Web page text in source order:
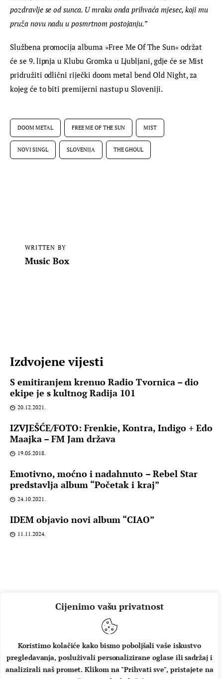
Cijenimo vašu privatnost
Koristimo kolačiće kako bismo poboljšali vaše iskustvo
pregledavanja, posluživali personalizirane oglase ili sadržaj i
analizirali naš promet. Klikom na "Prihvati sve", pristajete na
pozdravlje se od sunca. U mraku onda prihvaća mjesec, koji mu
pruža novu nadu u posmrtnom postojanju.”
Službena promocija albuma »Free Me Of The Sun« održat
će se 9. lipnja u Klubu Gromka u Ljubljani, gdje će se Mist
pridružiti odlični riječki doom metal bend Old Night, za
kojeg će to biti premijerni nastup u Sloveniji.
DOOM METAL FREE ME OF THE SUN MIST
NOVI SINGL SLOVENIJA THE GHOUL
WRITTEN BY
Music Box
Izdvojene vijesti
S emitiranjem krenuo Radio Tvornica – dio
ekipe je s kultnog Radija 101
20.12.2021.
IZVJEŠĆE/FOTO: Frenkie, Kontra, Indigo + Edo
Maajka – FM Jam država
19.05.2018.
Emotivno, moćno i nadahnuto – Rebel Star
predstavlja album “Početak i kraj”
24.10.2021.
IDEM objavio novi album “CIAO”
11.11.2024.
O NAMA IMPRESSUM UVJETI KORIŠTENJA